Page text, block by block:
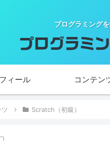
プログラミング
ィール コンテン
Scratch（初級）